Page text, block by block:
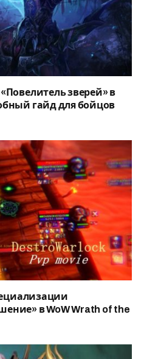
зверей» в
гайд для бойцов
в WoW Wrath of the